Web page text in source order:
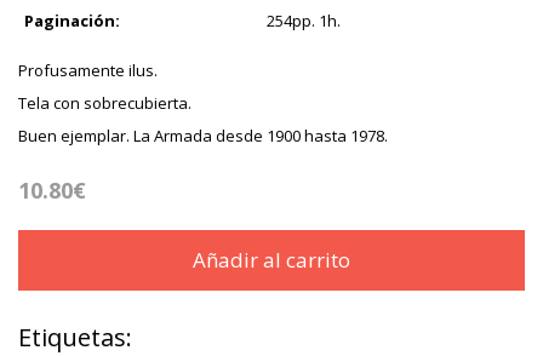
Paginación:
254pp. 1h.
Profusamente ilus.
Tela con sobrecubierta.
Buen ejemplar. La Armada desde 1900 hasta 1978.
10.80€
Añadir al carrito
Etiquetas: